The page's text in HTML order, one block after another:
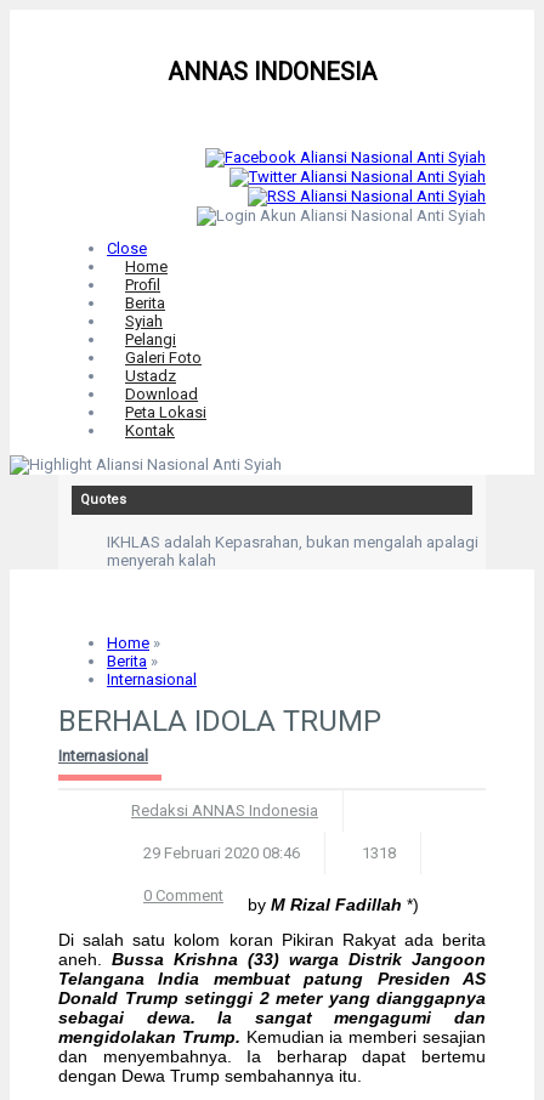
ANNAS INDONESIA
Close
Home
Profil
Berita
Syiah
Pelangi
Galeri Foto
Ustadz
Download
Peta Lokasi
Kontak
Quotes
IKHLAS adalah Kepasrahan, bukan mengalah apalagi
menyerah kalah
orang lain
“Hanyalah kepada Allah aku mengadukan kesusahan
dan kesedihanku.” (Q,S Yusuf: 86)
Home »
Berita »
Internasional
BERHALA IDOLA TRUMP
Internasional
Redaksi ANNAS Indonesia
29 Februari 2020 08:46 1318
0 Comment by M Rizal Fadillah *)
Di salah satu kolom koran Pikiran Rakyat ada berita
aneh. Bussa Krishna (33) warga Distrik Jangoon
Telangana India membuat patung Presiden AS
Donald Trump setinggi 2 meter yang dianggapnya
sebagai dewa. Ia sangat mengagumi dan
mengidolakan Trump. Kemudian ia memberi sesajian
dan menyembahnya. Ia berharap dapat bertemu
dengan Dewa Trump sembahannya itu.